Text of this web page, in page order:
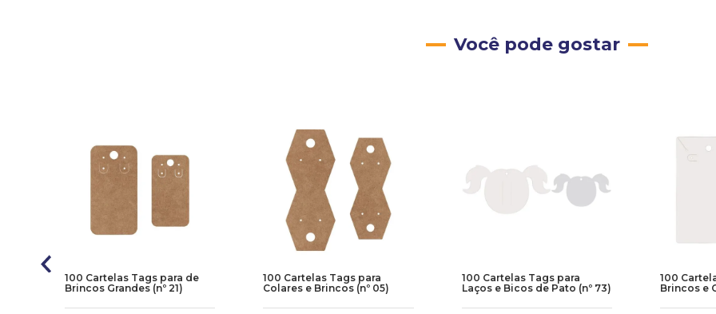
Você pode gostar
100 Cartelas Tags para de
Brincos Grandes (nº 21)
100 Cartelas Tags para
Colares e Brincos (nº 05)
100 Cartelas Tags para
Laços e Bicos de Pato (nº 73)
100
Brincos e